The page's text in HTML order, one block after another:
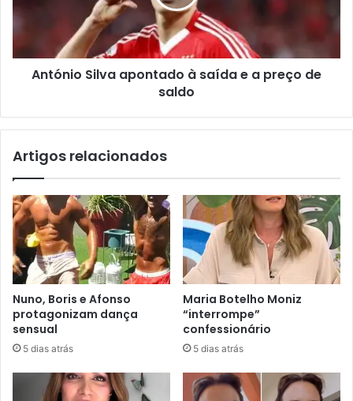
António Silva apontado à saída e a preço de
saldo
Artigos relacionados
Nuno, Boris e Afonso
protagonizam dança
sensual
5 dias atrás
Maria Botelho Moniz
“interrompe”
confessionário
5 dias atrás